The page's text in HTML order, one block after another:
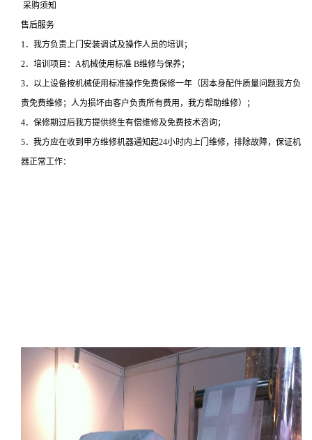
采购须知
售后服务
1．我方负责上门安装调试及操作人员的培训；
2．培训项目：A机械使用标准 B维修与保养；
3．以上设备按机械使用标准操作免费保修一年（因本身配件质量问题我方负
责免费维修；人为损坏由客户负责所有费用，我方帮助维修）；
4．保修期过后我方提供终生有偿维修及免费技术咨询；
5．我方应在收到甲方维修机器通知起24小时内上门维修，排除故障，保证机
器正常工作：